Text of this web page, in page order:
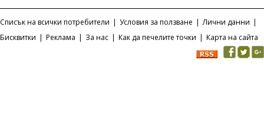
Списък на всички потребители | Условия за ползване | Лични данни |
Бисквитки | Реклама | За нас | Как да печелите точки | Карта на сайта